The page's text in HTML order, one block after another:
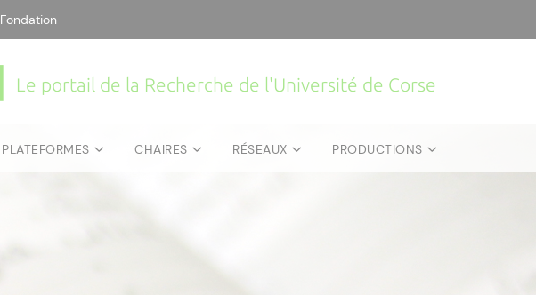
Fondation
Le portail de la Recherche de l'Université de Corse
PLATEFORMES CHAIRES RÉSEAUX PRODUCTIONS